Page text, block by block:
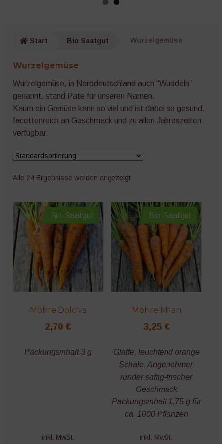
Salat
Zucchini
Kürbis
Melonen
Zwiebeln
Blumen
Bohnen
Mais
Start Bio Saatgut Wurzelgemüse
Wurzelgemüse
Wurzelgemüse, in Norddeutschland auch “Wuddeln”
genannt, stand Pate für unseren Namen.
Kaum ein Gemüse kann so viel und ist dabei so gesund,
facettenreich an Geschmack und zu allen Jahreszeiten
verfügbar.
Alle 24 Ergebnisse werden angezeigt
Bio-Saatgut
Möhre Dolciva
2,70€
Packungsinhalt 3 g
inkl. MwSt.
Bio-Saatgut
Möhre Milan
3,25 €
Glatte, leuchtend orange
Schale. Angenehmer,
runder saftig-frischer
Geschmack
Packungsinhalt 1,75 g für
ca. 1000 Pflanzen
inkl. MwSt.